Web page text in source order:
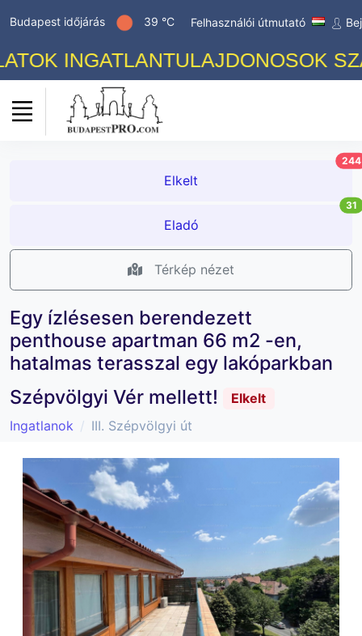
Budapest időjárás 39 °C Felhasználói útmutató
INGATLANTULAJDONOSOK
Elkelt
244
Eladó
31
Térkép nézet
Egy ízlésesen berendezett
penthouse apartman 66 m2 -en,
hatalmas terasszal egy lakóparkban
Szépvölgyi Vér mellett!
Elkelt
Ingatlanok
III. Szépvölgyi út